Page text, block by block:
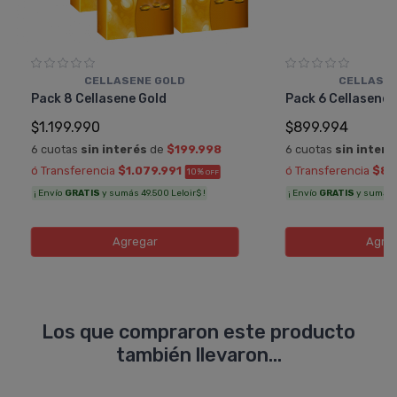
CELLASENE GOLD
Pack 8 Cellasene Gold
$1.199.990
6 cuotas sin interés de $199.998
ó Transferencia $1.079.991 10% OFF
¡ Envío GRATIS y sumás 49.500 Leloir$ !
Agregar
Pack 6 Cellasene
$899.994
6 cuotas sin
ó Transferencia
¡ Envío GRATIS y sumás
Los que compraron este producto
también llevaron...